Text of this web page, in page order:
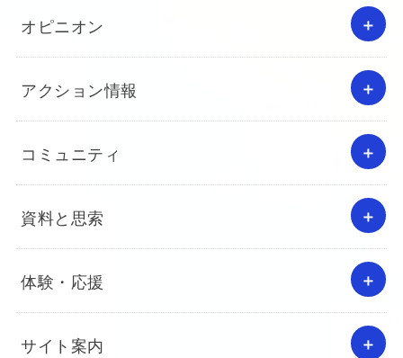
オピニオン
アクション情報
コミュニティ
資料と思索
体験・応援
サイト案内